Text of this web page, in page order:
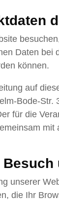
Daten
können.
auf
Bode-
für die
unserer
die Ihr